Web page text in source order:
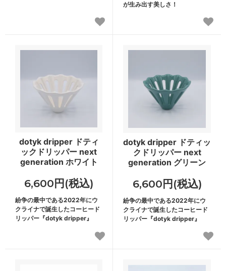
が生み出す美しさ！
dotyk dripper ドティ
ックドリッパー next
generation ホワイト
6,600円(税込)
紛争の最中である2022年にウ
クライナで誕生したコーヒード
リッパー『dotyk dripper』
dotyk dripper ドティッ
クドリッパー next
generation グリーン
6,600円(税込)
紛争の最中である2022年にウ
クライナで誕生したコーヒード
リッパー『dotyk dripper』